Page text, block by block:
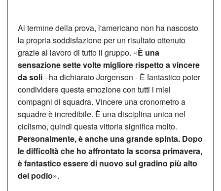
Al termine della prova, l'americano non ha nascosto
la propria soddisfazione per un risultato ottenuto
grazie al lavoro di tutto il gruppo. «È una
sensazione sette volte migliore rispetto a vincere
da soli- ha dichiarato Jorgenson - È fantastico poter
condividere questa emozione con tutti i miei
compagni di squadra. Vincere una cronometro a
squadre è incredibile. È una disciplina unica nel
ciclismo, quindi questa vittoria significa molto.
Personalmente, è anche una grande spinta. Dopo
le difficoltà che ho affrontato la scorsa primavera,
è fantastico essere di nuovo sul gradino più alto
del podio».